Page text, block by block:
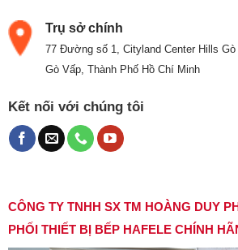
Trụ sở chính
77 Đường số 1, Cityland Center Hills
Gò Vấp, Thành Phố Hồ Chí Minh
Kết nối với chúng tôi
CÔNG TY TNHH SX TM HOÀNG DUY
PHỐI THIẾT BỊ BẾP HAFELE CHÍNH